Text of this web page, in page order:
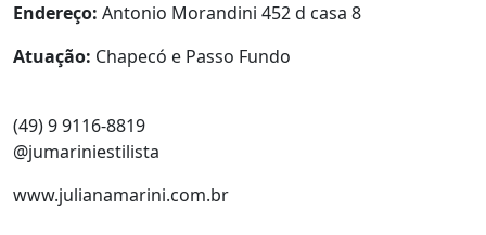
Endereço: Antonio Morandini 452 d casa 8
Atuação: Chapecó e Passo Fundo
(49) 9 9116-8819
@jumariniestilista
www.julianamarini.com.br